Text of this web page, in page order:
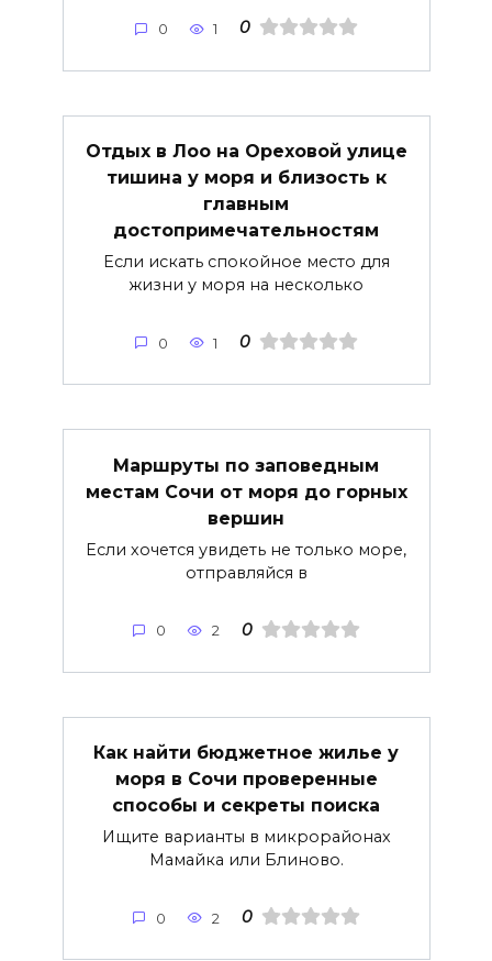
0 1 0
Отдых в Лоо на Ореховой улице
тишина у моря и близость к
главным
достопримечательностям
Если искать спокойное место для
жизни у моря на несколько
0 1 0
Маршруты по заповедным
местам Сочи от моря до горных
вершин
Если хочется увидеть не только море,
отправляйся в
0 2 0
Как найти бюджетное жилье у
моря в Сочи проверенные
способы и секреты поиска
Ищите варианты в микрорайонах
Мамайка или Блиново.
0 2 0